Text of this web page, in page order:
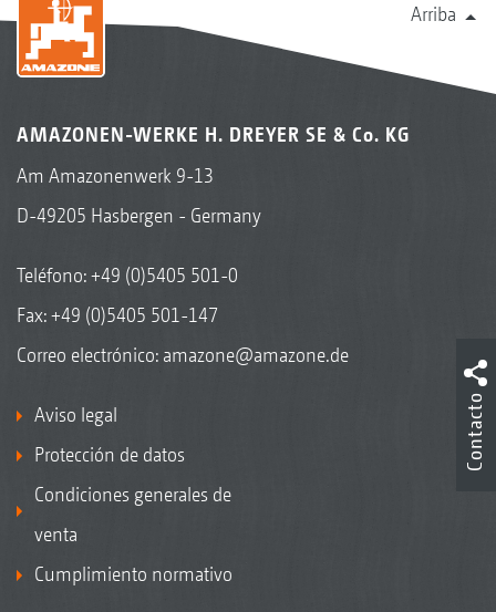
Arriba
AMAZONEN-WERKE H. DREYER SE & Co. KG
Am Amazonenwerk 9-13
D-49205 Hasbergen - Germany
Teléfono:+49 (0)5405 501-0
Fax: +49 (0)5405 501-147
Correo electrónico: amazone@amazone.de
Aviso legal
Protección de datos
Condiciones generales de
venta
Cumplimiento normativo
Contacto